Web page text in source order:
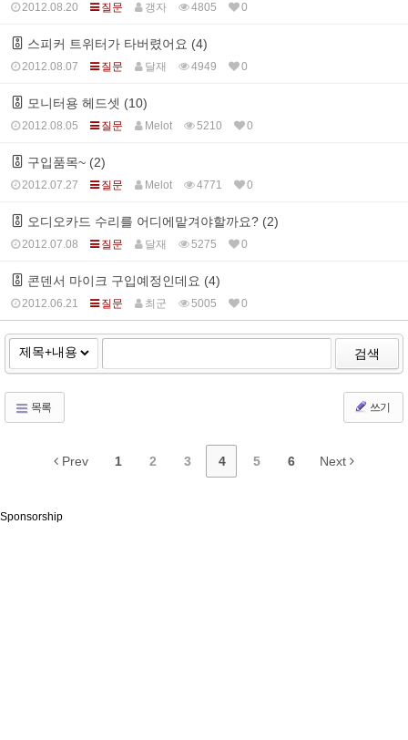
2012.08.20 질문 갱자 4805 0
스피커 트위터가 타버렸어요 (4)
2012.08.07 질문 달재 4949 0
모니터용 헤드셋 (10)
2012.08.05 질문 Melot 5210 0
구입품목~ (2)
2012.07.27 질문 Melot 4771 0
오디오카드 수리를 어디에맡겨야할까요? (2)
2012.07.08 질문 달재 5275 0
콘덴서 마이크 구입예정인데요 (4)
2012.06.21 질문 최군 5005 0
검색
목록 쓰기
Prev 1 2 3 4 5 6 Next
Sponsorship